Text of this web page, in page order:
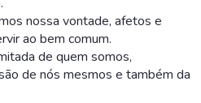
nossa vontade, afetos e
ao bem comum.
de quem somos,
de nós mesmos e também da